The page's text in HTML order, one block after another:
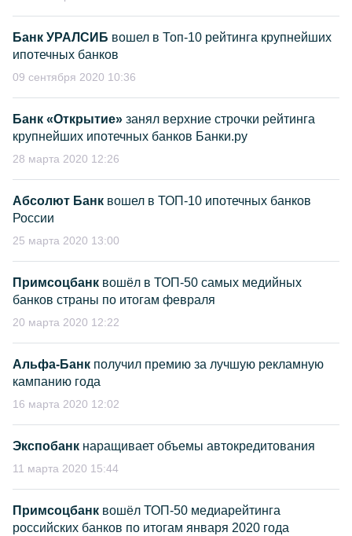
Банк УРАЛСИБ вошел в Топ-10 рейтинга крупнейших
ипотечных банков
09 сентября 2020 10:36
Банк «Открытие» занял верхние строчки рейтинга
крупнейших ипотечных банков Банки.ру
28 марта 2020 12:26
Абсолют Банк вошел в ТОП-10 ипотечных банков
России
25 марта 2020 13:00
Примсоцбанк вошёл в ТОП-50 самых медийных
банков страны по итогам февраля
20 марта 2020 12:22
Альфа-Банк получил премию за лучшую рекламную
кампанию года
16 марта 2020 12:02
Экспобанк наращивает объемы автокредитования
11 марта 2020 15:44
Примсоцбанк вошёл ТОП-50 медиарейтинга
российских банков по итогам января 2020 года